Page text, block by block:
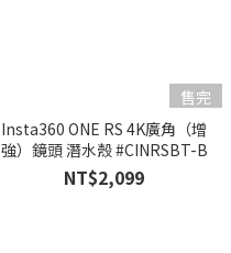
售完
Insta360 ONE RS 4K廣角（增
強）鏡頭 潛水殼 #CINRSBT-B
NT$2,099